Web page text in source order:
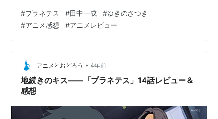
#プラネテス #田中一成 #ゆきのさつき
#アニメ感想 #アニメレビュー
アニメとおどろう • 4年前
地続きのキス――「プラネテス」14話レビュー＆
感想